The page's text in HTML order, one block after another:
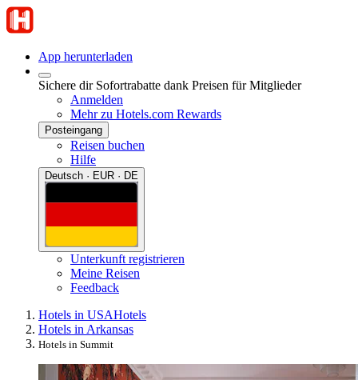
App herunterladen
Sichere dir Sofortrabatte dank Preisen für Mitglieder
Anmelden
Mehr zu Hotels.com Rewards
Posteingang
Reisen buchen
Hilfe
Deutsch · EUR · DE
Unterkunft registrieren
Meine Reisen
Feedback
Hotels in USAHotels
Hotels in Arkansas
Hotels in Summit